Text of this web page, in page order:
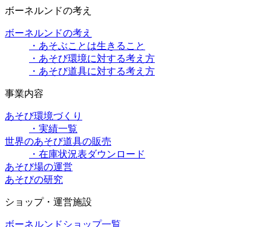
ボーネルンドの考え
ボーネルンドの考え
・あそぶことは生きること
・あそび環境に対する考え方
・あそび道具に対する考え方
事業内容
あそび環境づくり
・実績一覧
世界のあそび道具の販売
・在庫状況表ダウンロード
あそび場の運営
あそびの研究
ショップ・運営施設
ボーネルンドショップ一覧